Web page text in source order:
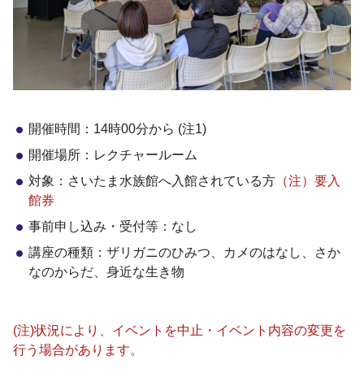
開催時間：14時00分から (注1)
開催場所：レクチャールーム
対象：さいたま水族館へ入館されている方 （注）要入
館券
事前申し込み・受付等：なし
講座の種類：ザリガニのひみつ、カメのはなし、さか
なのからだ、身近な生き物
(注)状況により、イベントを中止・イベント内容の変更を
行う場合があります。